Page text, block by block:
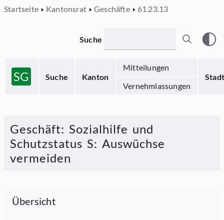
Startseite Kantonsrat Geschäfte 61.23.13
SG Suche Kanton
Mitteilungen
Stadt
Vernehmlassungen
Suche
Geschäft: Sozialhilfe und
Schutzstatus S: Auswüchse
vermeiden
Übersicht